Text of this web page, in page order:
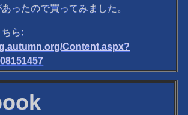
ったので買ってみました。
ちら:
Content.aspx?